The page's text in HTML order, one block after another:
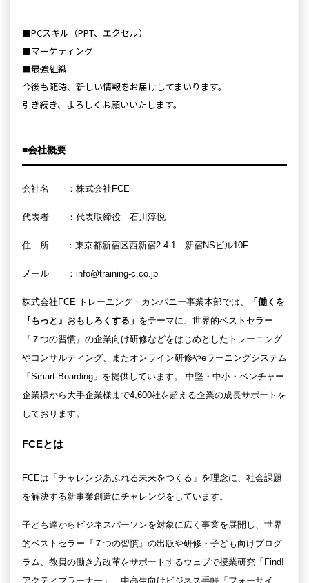
■PCスキル（PPT、エクセル）
■マーケティング
■最強組織
今後も随時、新しい情報をお届けしてまいります。
引き続き、よろしくお願いいたします。
■会社概要
会社名 ：株式会社FCE
代表者 ：代表取締役 石川淳悦
住 所 ：東京都新宿区西新宿2-4-1 新宿NSビル10F
メール ：info@training-c.co.jp
株式会社FCE トレーニング・カンパニー事業本部では、
「働くを
『もっと』おもしろくする」 をテーマに、世界的ベストセラー
『７つの習慣』の企業向け研修などをはじめとしたトレーニング
やコンサルティング、またオンライン研修やeラーニングシステム
「Smart Boarding」を提供しています。 中堅・中小・ベンチャー
企業様から大手企業様まで4,600社を超える企業の成長サポートを
しております。
FCEとは
FCEは「チャレンジあふれる未来をつくる」を理念に、社会課題
を解決する新事業創造にチャレンジをしています。
子ども達からビジネスパーソンを対象に広く事業を展開し、世界
的ベストセラー『７つの習慣』の出版や研修・子ども向けプログ
ラム、教員の働き方改革をサポートするウェブで授業研究「Find!
アクティブラーナー」、中高生向けビジネス手帳「フォーサイ